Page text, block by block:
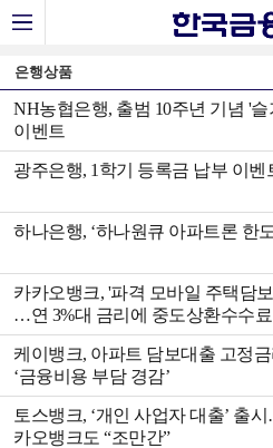
은행상품
NH농협은행, 출범 10주년 기념 '
이벤트
광주은행, 1학기 등록금 납부 이벤
하나은행, ‘하나원큐 아파트론 한
카카오뱅크, '파격 모바일 주택담
…연 3%대 금리에 중도상환수수료
케이뱅크, 아파트 담보대출 고정
‘금융비용 부담 경감’
토스뱅크, ‘개인 사업자 대출’ 출
카오뱅크도 “조만간”